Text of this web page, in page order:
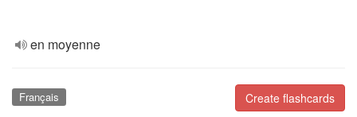
en moyenne
Create flashcards
Français